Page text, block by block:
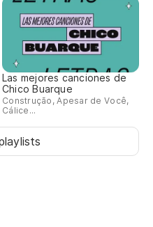
Las mejores canciones de
Chico Buarque
Construção, Apesar de Você,
Cálice...